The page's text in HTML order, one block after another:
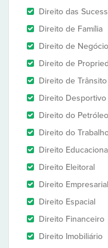
Direito das
Direito de Família
Direito de
Direito de
Direito de Trânsito
Direito Desportivo
Direito do Petróleo
Direito do
Direito
Direito Eleitoral
Direito Empresarial
Direito Espacial
Direito Financeiro
Direito Imobiliário